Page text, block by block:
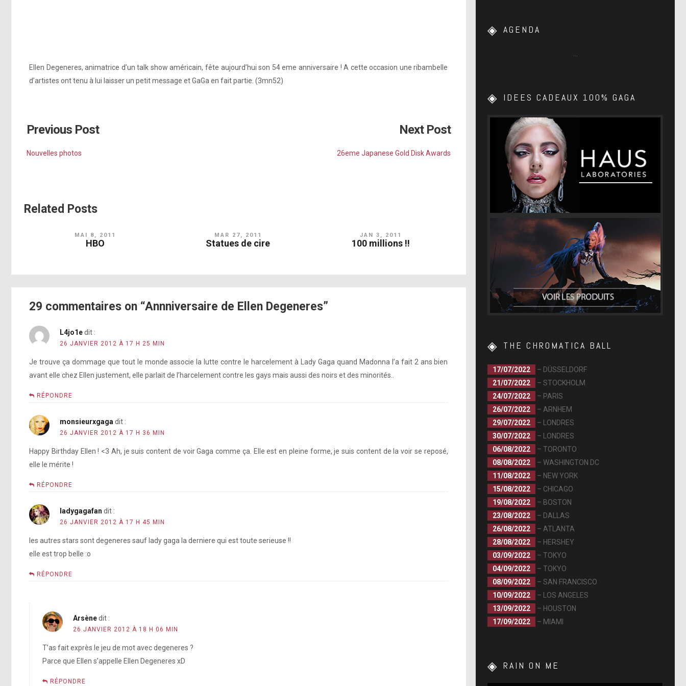
Ellen Degeneres, animatrice d’un talk show américain, fête aujourd’hui son 54 eme anniversaire ! A cette occasion une ribambelle
d’artistes ont tenu à lui laisser un petit message et GaGa en fait partie. (3mn52)
Previous Post
Nouvelles photos
Next Post
26eme Japanese Gold Disk Awards
Related Posts
MAI 8, 2011
HBO
MAR 27, 2011
Statues de cire
JAN 3, 2011
100 millions !!
29 commentaires on “Annniversaire de Ellen Degeneres”
L4jo1edit :
26 JANVIER 2012 À 17 H 25 MIN
Je trouve ça dommage que tout le monde associe la lutte contre le harcelement à Lady Gaga quand Madonna l’a fait 2 ans bien
avant elle chez Ellen justement, elle parlait de l’harcelement contre les gays mais aussi des noirs et des minorités..
RÉPONDRE
monsieurxgagadit :
26 JANVIER 2012 À 17 H 36 MIN
Happy Birthday Ellen ! <3 Ah, je suis content de voir Gaga comme ça. Elle est en pleine forme, je suis content de la voir se reposé,
elle le mérite !
RÉPONDRE
ladygagafan dit :
26 JANVIER 2012 À 17 H 45 MIN
les autres stars sont degeneres sauf lady gaga la derniere qui est toute serieuse !!
elle est trop belle :o
RÉPONDRE
Arsène dit :
26 JANVIER 2012 À 18 H 06 MIN
T’as fait exprès le jeu de mot avec degeneres ?
Parce que Ellen s’appelle Ellen Degeneres xD
RÉPONDRE
AGENDA
IDEES CADEAUX 100% GAGA
THE CHROMATICA BALL
17/07/2022
– DÜSSELDORF
21/07/2022
– STOCKHOLM
24/07/2022
– PARIS
26/07/2022
– ARNHEM
29/07/2022
– LONDRES
30/07/2022
– LONDRES
06/08/2022
– TORONTO
08/08/2022
– WASHINGTON DC
11/08/2022
– NEW YORK
15/08/2022
– CHICAGO
19/08/2022
– BOSTON
23/08/2022
– DALLAS
26/08/2022
– ATLANTA
28/08/2022
– HERSHEY
03/09/2022
– TOKYO
04/09/2022
– TOKYO
08/09/2022
– SAN FRANCISCO
10/09/2022
– LOS ANGELES
13/09/2022
– HOUSTON
17/09/2022
– MIAMI
RAIN ON ME